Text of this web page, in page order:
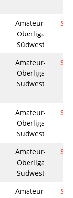
Amateur-
Oberliga
Südwest
Amateur-
Oberliga
Südwest
Amateur-
Oberliga
Südwest
Amateur-
Oberliga
Südwest
Amateur-